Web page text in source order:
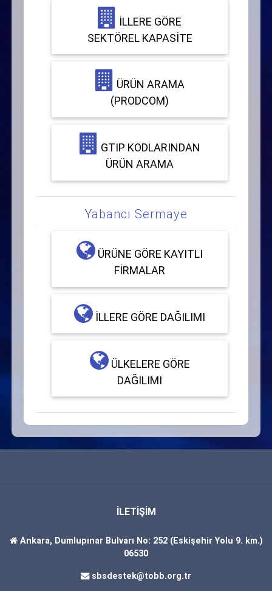
İLLERE GÖRE
SEKTÖREL KAPASITE
ÜRÜN ARAMA
(PRODCOM)
GTIP KODLARINDAN
ÜRÜN ARAMA
Yabancı Sermaye
ÜRÜNE GÖRE KAYITLI
FIRMALAR
İLLERE GÖRE DAĞILIMI
ÜLKELERE GÖRE
DAĞILIMI
İLETİŞİM
Ankara, Dumlupınar Bulvarı No: 252 (Eskişehir Yolu 9. km.)
06530
sbsdestek@tobb.org.tr